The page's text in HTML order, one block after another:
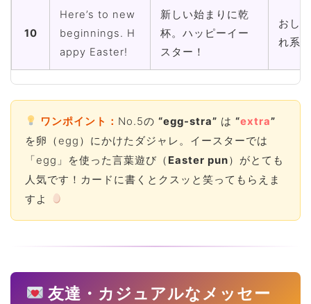
10
Here’s to new
beginnings. H
appy Easter!
新しい始まりに乾
杯。ハッピーイー
スター！
おしゃ
れ系
ワンポイント： No.5の “egg-stra” は “extra”
を卵（egg）にかけたダジャレ。イースターでは
「egg」を使った言葉遊び（ Easter pun）がとても
人気です！カードに書くとクスッと笑ってもらえま
すよ
友達・カジュアルなメッセー